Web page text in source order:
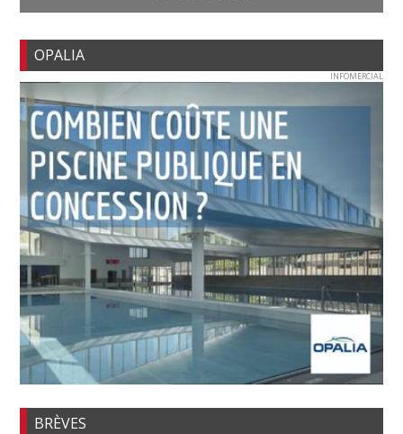
OPALIA
INFOMERCIAL
BRÈVES